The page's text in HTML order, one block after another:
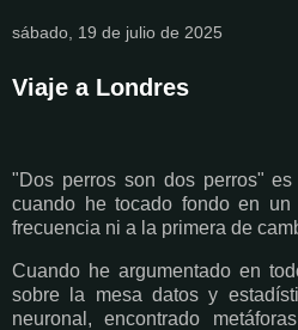
sábado, 19 de julio de 2025
Viaje a Londres
"Dos perros son dos perros"
cuando he tocado fondo en un
frecuencia ni a la primera de
Cuando he argumentado en
sobre la mesa datos y
neuronal, encontrado